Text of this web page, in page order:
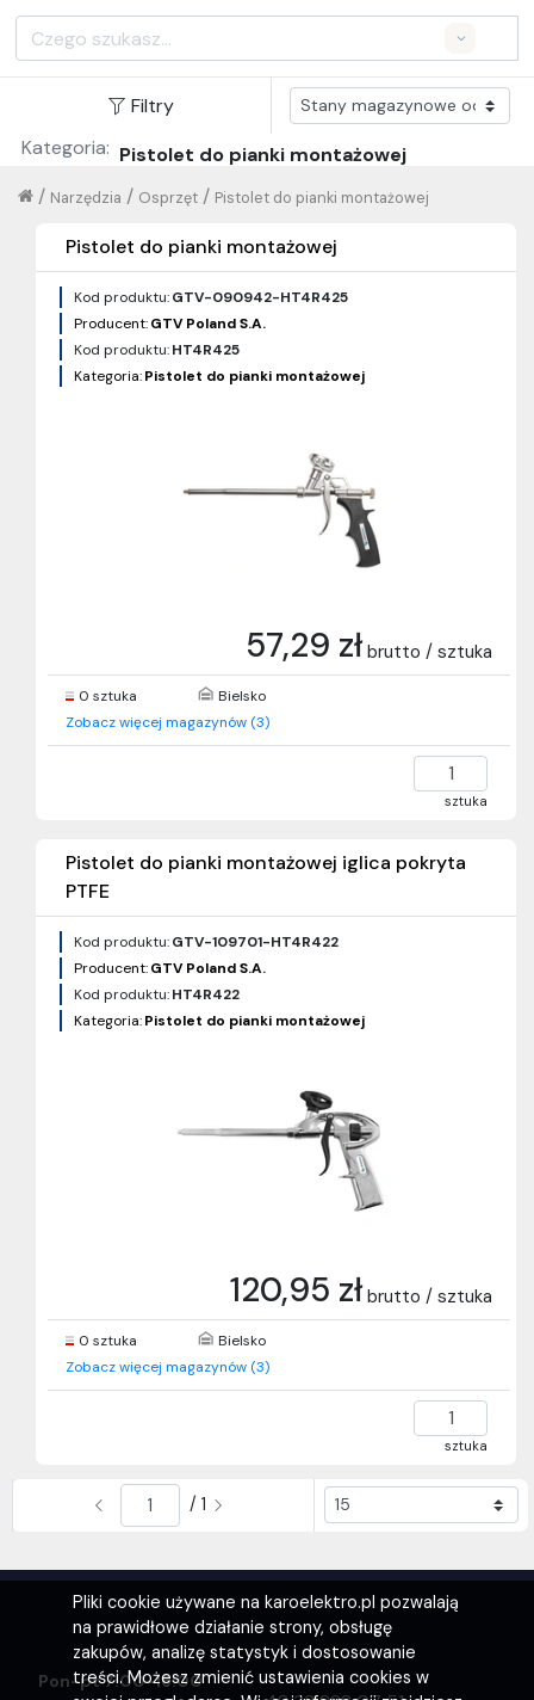
Pliki cookie używane na karoelektro.pl pozwalają
na prawidłowe działanie strony, obsługę
zakupów, analizę statystyk i dostosowanie
treści. Możesz zmienić ustawienia cookies w
Search
Filtry
Kategoria: Pistolet do pianki montażowej
Pistolet do pianki montażowej
/
Osprzęt
/
Narzędzia
/
Pistolet do pianki montażowej
Kod produktu:GTV-090942-HT4R425
Producent:GTV Poland S.A.
Kod produktu:HT4R425
Kategoria:Pistolet do pianki montażowej
57,29 zł brutto / sztuka
0 sztuka
Bielsko
Zobacz więcej magazynów (3)
sztuka
Pistolet do pianki montażowej iglica pokryta
PTFE
Kod produktu:GTV-109701-HT4R422
Producent:GTV Poland S.A.
Kod produktu:HT4R422
Kategoria:Pistolet do pianki montażowej
120,95 zł brutto / sztuka
0 sztuka
Bielsko
Zobacz więcej magazynów (3)
sztuka
/ 1
Pon-pt 7:00-16:00